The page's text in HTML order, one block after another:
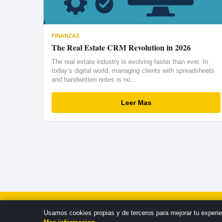
FINANZAS
The Real Estate CRM Revolution in 2026
The real estate industry is evolving faster than ever. In
today’s digital world, managing clients with spreadsheets
and handwritten notes is no...
Leer Mas
Usamos cookies propias y de terceros para mejorar tu